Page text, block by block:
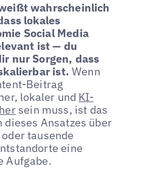
wahrscheinlich
lokales
Social Media
ist — du
nur Sorgen, dass
ist. Wenn
Beitrag
lokaler und KI-
sein muss, ist das
dieses Ansatzes über
tausende
eine
Aufgabe.